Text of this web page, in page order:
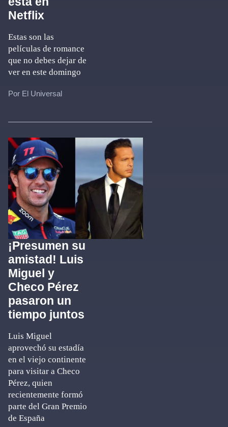
Netflix
Estas son las
películas de romance
que no debes dejar de
ver en este domingo
Por El Universal
¡Presumen su
amistad! Luis
Miguel y
Checo Pérez
pasaron un
tiempo juntos
Luis Miguel
aprovechó su estadía
en el viejo continente
para visitar a Checo
Pérez, quien
recientemente formó
parte del Gran Premio
de España